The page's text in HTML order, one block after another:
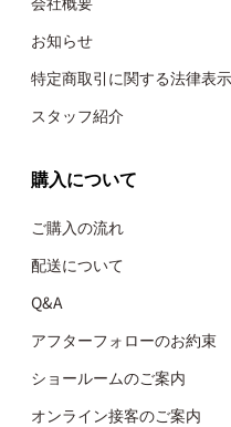
お知らせ
特定商取引に関する法律表示
スタッフ紹介
購入について
ご購入の流れ
配送について
Q&A
アフターフォローのお約束
ショールームのご案内
オンライン接客のご案内